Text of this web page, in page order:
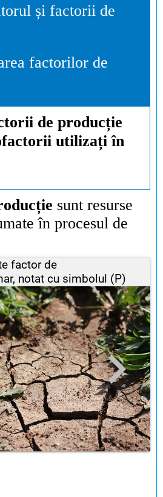
și factorii de
factorilor de
de producție
utilizați în
sunt resurse
în procesul de
factor de
notat cu simbolul (P)